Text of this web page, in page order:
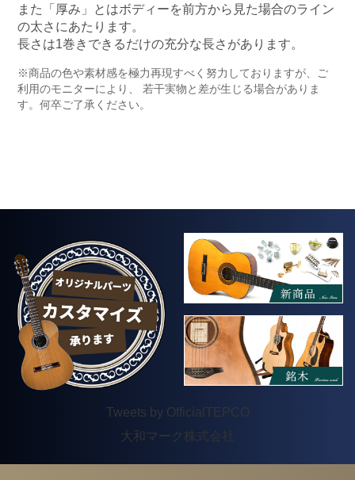
また「厚み」とはボディーを前方から見た場合のライン
の太さにあたります。
長さは1巻きできるだけの充分な長さがあります。
※商品の色や素材感を極力再現すべく努力しておりますが、ご
利用のモニターにより、 若干実物と差が生じる場合がありま
す。何卒ご了承ください。
Tweets by OfficialTEPCO
大和マーク株式会社